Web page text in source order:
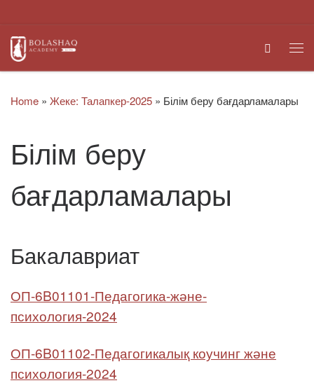
Search
Home » Жеке: Талапкер-2025 » Білім беру бағдарламалары
Білім беру
бағдарламалары
Бакалавриат
ОП-6B01101-Педагогика-және-
психология-2024
ОП-6B01102-Педагогикалық коучинг және
психология-2024